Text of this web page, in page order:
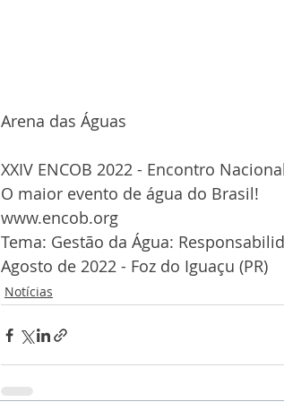
Arena das Águas
XXIV ENCOB 2022 - Encontro
O maior evento de água do Brasil!
www.encob.org
Tema: Gestão da Água:
Agosto de 2022 - Foz do Iguaçu (PR)
Notícias